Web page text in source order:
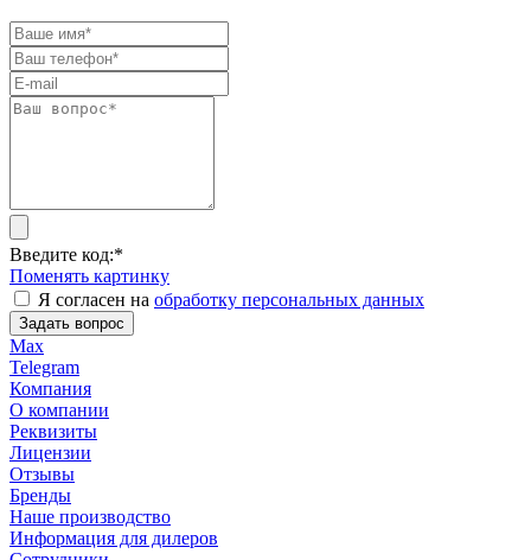
Введите код:*
Поменять картинку
Я согласен на обработку персональных данных
Задать вопрос
Max
Telegram
Компания
О компании
Реквизиты
Лицензии
Отзывы
Бренды
Наше производство
Информация для дилеров